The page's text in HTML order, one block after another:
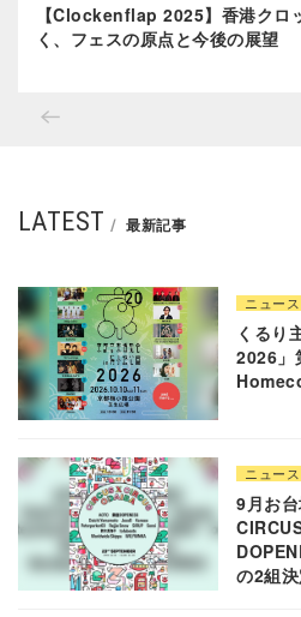
【Clockenflap 2025】香港クロ
く、フェスの原点と今後の展望
LATEST 最新記事
ニュース
くるり
2026」
ニュース
9月お
の2組